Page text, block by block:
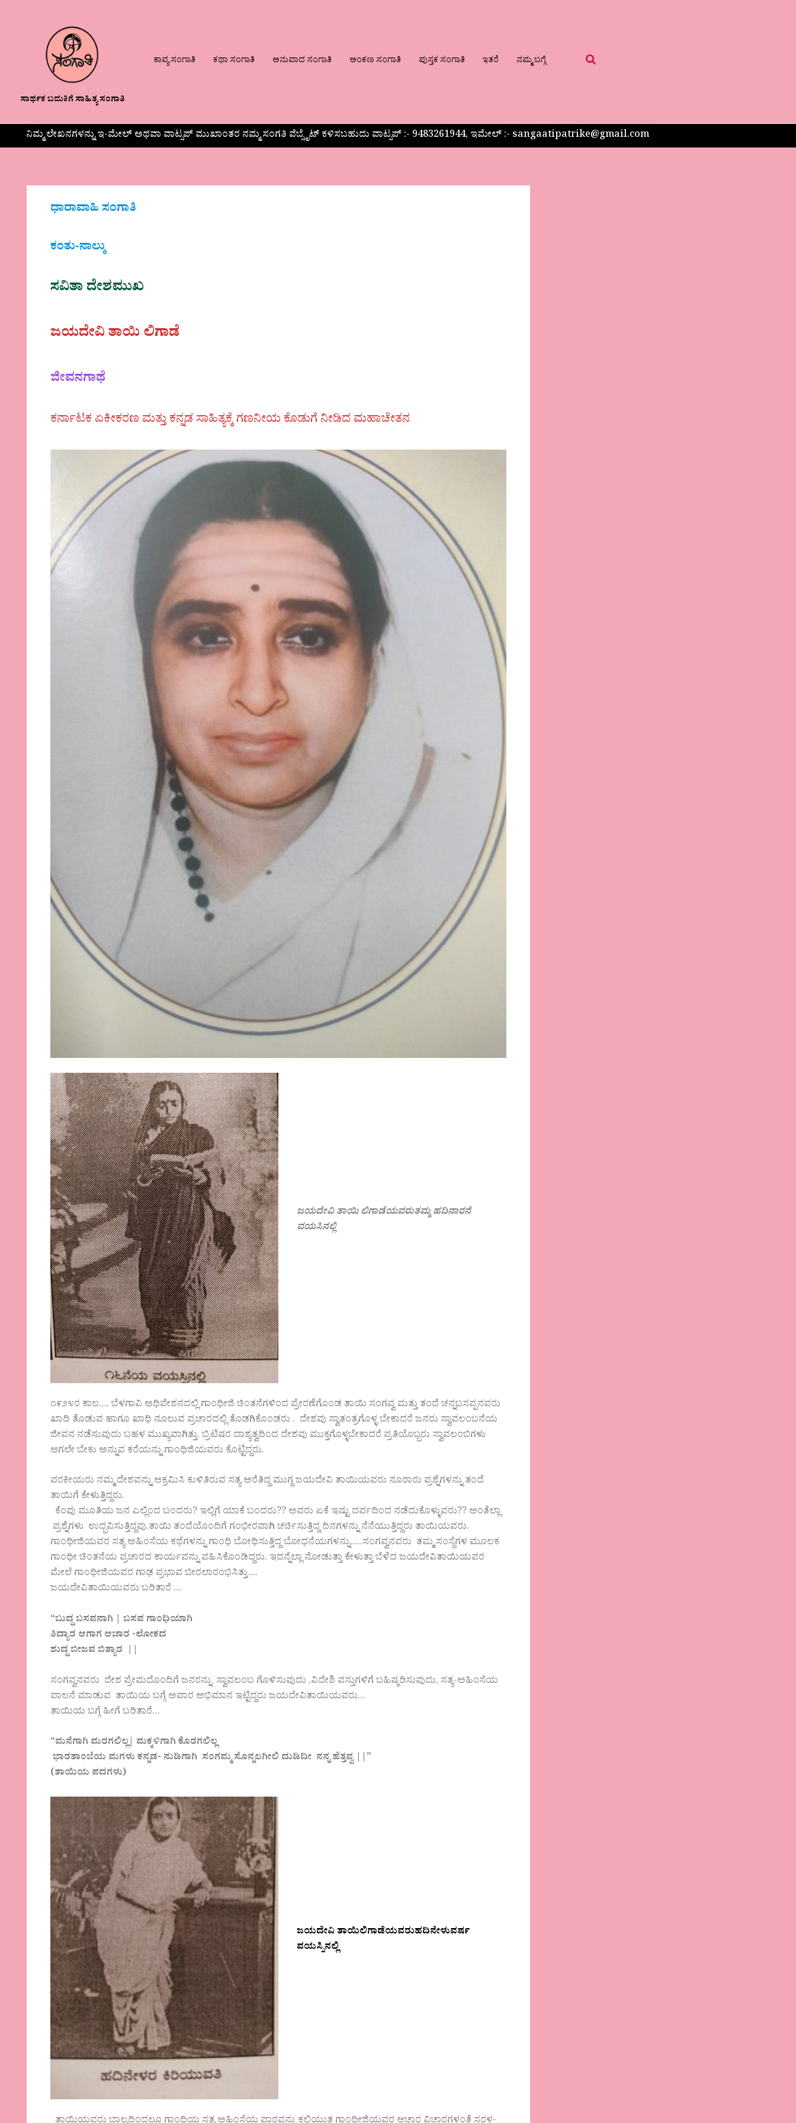
ಸಾರ್ಥಕ ಬದುಕಿಗೆ ಸಾಹಿತ್ಯ ಸಂಗಾತಿ
ಕಾವ್ಯ ಸಂಗಾತಿ ಕಥಾ ಸಂಗಾತಿ ಅನುವಾದ ಸಂಗಾತಿ ಅಂಕಣ ಸಂಗಾತಿ ಪುಸ್ತಕ ಸಂಗಾತಿ ಇತರೆ ನಮ್ಮ ಬಗ್ಗೆ
ನಿಮ್ಮ ಲೇಖನಗಳನ್ನು ಇ-ಮೇಲ್ ಅಥವಾ ವಾಟ್ಸಪ್ ಮುಖಾಂತರ ನಮ್ಮ ಸಂಗತಿ ವೆಬ್ಸೈಟ್ ಕಳಿಸಬಹುದು ವಾಟ್ಸಪ್‌ :- 9483261944, ಇಮೇಲ್ :- sangaatipatrike@gmail.com
ಧಾರಾವಾಹಿ ಸಂಗಾತಿ
ಕಂತು-ನಾಲ್ಕು
ಸವಿತಾ ದೇಶಮುಖ
ಜಯದೇವಿ ತಾಯಿ ಲಿಗಾಡೆ
ಜೀವನಗಾಥೆ
ಕರ್ನಾಟಕ ಏಕೀಕರಣ ಮತ್ತು ಕನ್ನಡ ಸಾಹಿತ್ಯಕ್ಕೆ ಗಣನೀಯ ಕೊಡುಗೆ ನೀಡಿದ ಮಹಾಚೇತನ
ಜಯದೇವಿ ತಾಯಿ ಲಿಗಾಡೆಯವರುತಮ್ಮ ಹದಿನಾರನೆ
ವಯಸಿನಲ್ಲಿ
೧೯೨೪ರ ಕಾಲ‌…. ಬೆಳಗಾವಿ ಅಧಿವೇಶನದಲ್ಲಿ ಗಾಂಧೀಜಿ ಚಿಂತನೆಗಳಿಂದ ಪ್ರೇರಣೆಗೊಂಡ ತಾಯಿ ಸಂಗವ್ವ ಮತ್ತು ತಂದೆ ಚನ್ನಬಸಪ್ಪನವರು
ಖಾದಿ ತೊಡುವ ಹಾಗೂ ಖಾಧಿ ನೂಲುವ ಪ್ರಚಾರದಲ್ಲಿ ತೊಡಗಿಕೊಂಡರು . ದೇಶವು ಸ್ವಾತಂತ್ರಗೊಳ್ಳ ಬೇಕಾದರೆ ಜನರು ಸ್ವಾವಲಂಬನೆಯ
ಜೀವನ ನಡೆಸುವುದು ಬಹಳ ಮುಖ್ಯವಾಗಿತ್ತು. ಬ್ರಿಟಿಷರ ದಾಶ್ಯತ್ವದಿಂದ ದೇಶವು ಮುಕ್ತಗೊಳ್ಳಬೇಕಾದರೆ ಪ್ರತಿಯೊಬ್ಬರು ಸ್ವಾವಲಂಬಿಗಳು
ಆಗಲೇ ಬೇಕು ಅನ್ನುವ ಕರೆಯನ್ನು ಗಾಂಧಿಜಿಯವರು ಕೊಟ್ಟಿದ್ದರು.
ಪರಕೀಯರು ನಮ್ಮ ದೇಶವನ್ನು ಆಕ್ರಮಿಸಿ ಕುಳಿತಿರುವ ಸತ್ಯ ಅರೆತಿದ್ದ ಮುಗ್ಧ ಜಯದೇವಿ ತಾಯಿಯವರು ನೂರಾರು ಪ್ರಶ್ನೆಗಳನ್ನು ತಂದೆ
ತಾಯಿಗೆ ಕೇಳುತ್ತಿದ್ದರು.
ಕೆಂಪು ಮೂತಿಯ ಜನ ಎಲ್ಲಿಂದ ಬಂದರು? ಇಲ್ಲಿಗೆ ಯಾಕೆ ಬಂದರು?? ಅವರು ಏಕೆ ಇಷ್ಟು ದರ್ಪದಿಂದ ನಡೆದುಕೊಳ್ಳುವರು?? ಅಂತೆಲ್ಲಾ
ಪ್ರಶ್ನೆಗಳು ಉದ್ಭವಿಸುತ್ತಿದ್ದವು.ತಾಯಿ ತಂದೆಯೊಂದಿಗೆ ಗಂಭೀರವಾಗಿ ಚರ್ಚಿಸುತ್ತಿದ್ದ ದಿನಗಳನ್ನು ನೆನೆಯುತ್ತಿದ್ದರು ತಾಯಿಯವರು.
ಗಾಂಧೀಜಿಯವರ ಸತ್ಯ ಅಹಿಂಸೆಯ ಕಥೆಗಳನ್ನು ಗಾಂಧಿ ಬೋಧಿಸುತ್ತಿದ್ದ ಬೋಧನೆಯಗಳನ್ನು…..ಸಂಗವ್ವನವರು ತಮ್ಮ ಸಂಸ್ಥೆಗಳ ಮೂಲಕ
ಗಾಂಧೀ ಚಿಂತನೆಯ ಪ್ರಚಾರದ ಕಾರ್ಯವನ್ನು ವಹಿಸಿಕೊಂಡಿದ್ದರು. ಇದನ್ನೆಲ್ಲಾ ನೋಡುತ್ತಾ ಕೇಳುತ್ತಾ ಬೆಳೆದ ಜಯದೇವಿತಾಯಿಯವರ
ಮೇಲೆ ಗಾಂಧೀಜಿಯವರ ಗಾಢ ಪ್ರಭಾವ ಬೀರಲಾರಂಭಿಸಿತ್ತು….
ಜಯದೇವಿತಾಯಿಯವರು ಬರಿತಾರೆ …
“ಬುದ್ಧ ಬಸವನಾಗಿ | ಬಸವ ಗಾಂಧಿಯಾಗಿ
ತಿದ್ಯಾರ ಆಗಾಗ ಆಚಾರ -ಲೋಕದ
ಶುದ್ಧ ಬೀಜವ ಬಿತ್ಯಾರ ||
ಸಂಗವ್ವನವರು ದೇಶ ಪ್ರೇಮದೊಂದಿಗೆ ಜನರನ್ನು ಸ್ವಾವಲಂಬ ಗೊಳಿಸುವುದು ‌,ವಿದೇಶಿ ವಸ್ತುಗಳಿಗೆ ಬಹಿಷ್ಕರಿಸುವುದು, ಸತ್ಯ-ಅಹಿಂಸೆಯ
ಪಾಲನೆ ಮಾಡುವ ತಾಯಿಯ ಬಗ್ಗೆ ಅಪಾರ ಅಭಿಮಾನ ಇಟ್ಟಿದ್ದರು ಜಯದೇವಿತಾಯಿಯವರು…
ತಾಯಿಯ ಬಗ್ಗೆ ಹೀಗೆ ಬರಿತಾರೆ…
“ಮನೆಗಾಗಿ ಮರಗಲಿಲ್ಲ| ಮಕ್ಕಳಿಗಾಗಿ ಕೊರಗಲಿಲ್ಲ
ಭಾರತಾಂಬೆಯ ಮಗಳು ಕನ್ನಡ- ನುಡಿಗಾಗಿ ಸಂಗಮ್ಮ ಸೊನ್ನಲಗೀಲಿ ದುಡಿದೀ ನನ್ನ ಹೆತ್ತವ್ವ ||”
(ತಾಯಿಯ ಪದಗಳು)
ಜಯದೇವಿ ತಾಯಿಲಿಗಾಡೆಯವರುಹದಿನೇಳುವರ್ಷ
ವಯಸ್ಸಿನಲ್ಲಿ